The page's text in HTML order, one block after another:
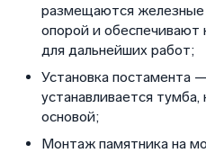
размещаются
опорой и
для дальнейших работ;
Установка постамента
устанавливается
основой;
Монтаж памятника на